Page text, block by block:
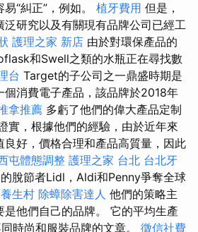
“糾正”，例如。 植牙費用 但是，
泛研究以及有關現有品牌公司已經工
護理之家 新店 由於對環保產品的
和Swell之類的水瓶正在尋找數
台 Target的子公司之一鼎盛時期是
個消費電子產品，該品牌於2018年
拿推薦 多虧了他們的偉大產品定制
實，根據他們的經驗，由於近年來
良好，價格合理和產品高質量，因此
屯體態調整 護理之家 台北 台北牙
脫節者Lidl，Aldi和Penny爭奪全球
養生村 除蟑除害達人 他們的策略主
他們自己的品牌。 它的平均生產
時尚和服裝品牌的文章。 徵信社費